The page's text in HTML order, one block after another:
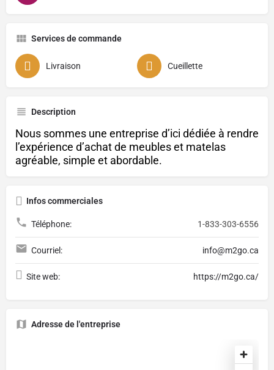
Services de commande
Livraison Cueillette
Description
Nous sommes une entreprise d’ici dédiée à rendre
l’expérience d’achat de meubles et matelas
agréable, simple et abordable.
Infos commerciales
Téléphone: 1-833-303-6556
Courriel: info@m2go.ca
Site web: https://m2go.ca/
Adresse de l'entreprise